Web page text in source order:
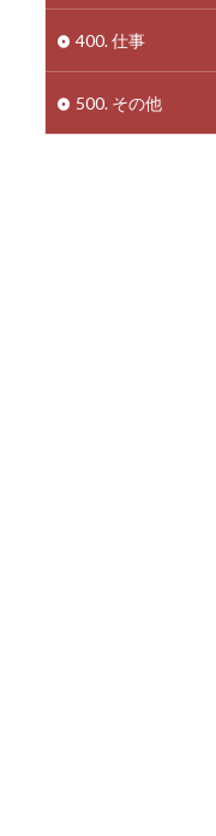
400. 仕事
500. その他